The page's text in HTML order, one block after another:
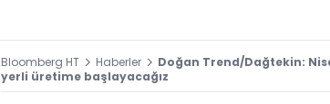
Bloomberg HT Haberler
Doğan Trend/Dağtekin:
yerli üretime başlayacağız